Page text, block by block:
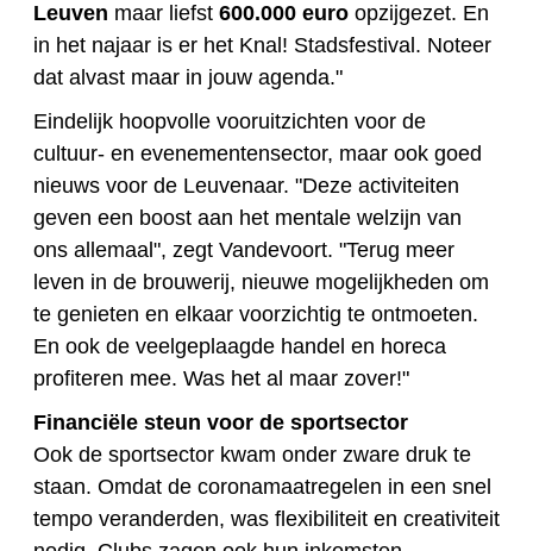
Leuven maar liefst 600.000 euro opzijgezet. En
in het najaar is er het Knal! Stadsfestival. Noteer
dat alvast maar in jouw agenda."
Eindelijk hoopvolle vooruitzichten voor de
cultuur- en evenementensector, maar ook goed
nieuws voor de Leuvenaar. "Deze activiteiten
geven een boost aan het mentale welzijn van
ons allemaal", zegt Vandevoort. "Terug meer
leven in de brouwerij, nieuwe mogelijkheden om
te genieten en elkaar voorzichtig te ontmoeten.
En ook de veelgeplaagde handel en horeca
profiteren mee. Was het al maar zover!"
Financiële steun voor de sportsector
Ook de sportsector kwam onder zware druk te
staan. Omdat de coronamaatregelen in een snel
tempo veranderden, was flexibiliteit en creativiteit